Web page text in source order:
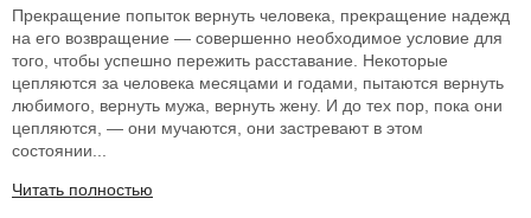
Прекращение попыток вернуть человека, прекращение надежд
на его возвращение — совершенно необходимое условие для
того, чтобы успешно пережить расставание. Некоторые
цепляются за человека месяцами и годами, пытаются вернуть
любимого, вернуть мужа, вернуть жену. И до тех пор, пока они
цепляются, — они мучаются, они застревают в этом
состоянии...
Читать полностью